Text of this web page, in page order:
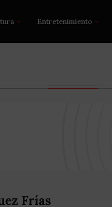
Entretenimiento
Frías